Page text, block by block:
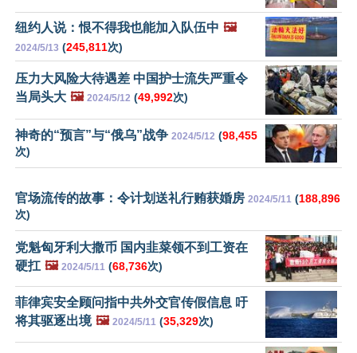
纽约人说：恨不得我也能加入队伍中 🖼️
2024/5/13 (245,811次)
压力大风险大待遇差 中国护士流失严重令
当局头大 🖼️ 2024/5/12 (49,992次)
神奇的“预言”与“俄乌”战争 2024/5/12 (98,455
次)
官场流传的故事：令计划送礼行贿获婚房 2024/5/11 (188,896
次)
党魁匈牙利大撒币 国内韭菜领不到工资在
硬扛 🖼️ 2024/5/11 (68,736次)
菲律宾安全顾问指中共外交官传假信息 吁
将其驱逐出境 🖼️ 2024/5/11 (35,329次)